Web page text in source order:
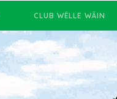
CLUB WËLLE WÄIN